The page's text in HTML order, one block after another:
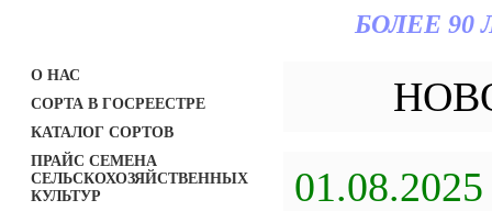
БОЛЕЕ
О НАС
СОРТА В ГОСРЕЕСТРЕ
КАТАЛОГ СОРТОВ
ПРАЙС СЕМЕНА
СЕЛЬСКОХОЗЯЙСТВЕННЫХ
КУЛЬТУР
01.08.2025